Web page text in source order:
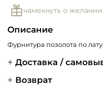
намекнуть о желании
Описание
Фурнитура позолота по
Доставка /
Возврат